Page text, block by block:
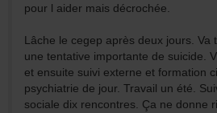
pour l aider mais décrochée.
Lâche le cegep après deux jours. Va
une tentative importante de suicide.
et ensuite suivi externe et formation
psychiatrie de jour. Travail un été.
sociale dix rencontres. Ça ne donne